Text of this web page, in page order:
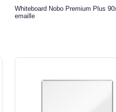
Whiteboard Nobo Premium Plus
emaille